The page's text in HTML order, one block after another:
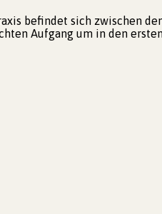
befindet sich zwischen
Aufgang um in den